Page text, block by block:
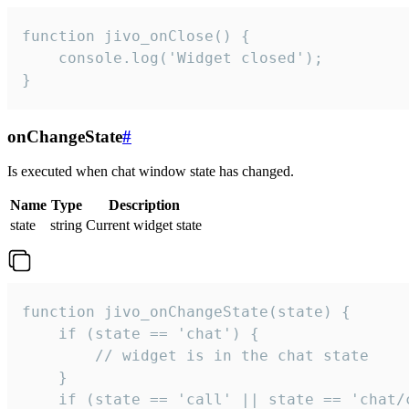
function jivo_onClose() {
    console.log('Widget closed');
}
onChangeState#
Is executed when chat window state has changed.
Name Type
Description
state
string Current widget state
function jivo_onChangeState(state) {
    if (state == 'chat') {
        // widget is in the chat state
    }
if (state == 'call' || state == 'chat/